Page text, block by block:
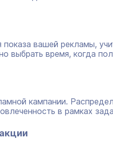
вашей рекламы,
выбрать время, когда
кампании.
в рамках